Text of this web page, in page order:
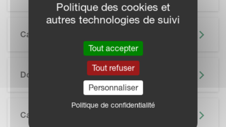
Caractéristiques
Documentation
Caractéristiques Techniques
Politique des cookies et
autres technologies de suivi
Tout accepter
Tout refuser
Personnaliser
Politique de confidentialité